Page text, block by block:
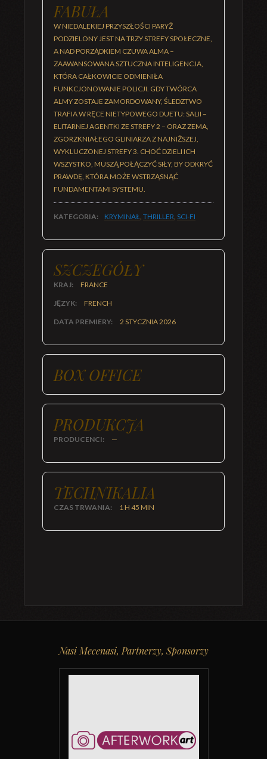
FABUŁA
W NIEDALEKIEJ PRZYSZŁOŚCI PARYŻ
PODZIELONY JEST NA TRZY STREFY SPOŁECZNE,
A NAD PORZĄDKIEM CZUWA ALMA –
ZAAWANSOWANA SZTUCZNA INTELIGENCJA,
KTÓRA CAŁKOWICIE ODMIENIŁA
FUNKCJONOWANIE POLICJI. GDY TWÓRCA
ALMY ZOSTAJE ZAMORDOWANY, ŚLEDZTWO
TRAFIA W RĘCE NIETYPOWEGO DUETU: SALII –
ELITARNEJ AGENTKI ZE STREFY 2 – ORAZ ZEMA,
ZGORZKNIAŁEGO GLINIARZA Z NAJNIŻSZEJ,
WYKLUCZONEJ STREFY 3. CHOĆ DZIELI ICH
WSZYSTKO, MUSZĄ POŁĄCZYĆ SIŁY, BY ODKRYĆ
PRAWDĘ, KTÓRA MOŻE WSTRZĄSNĄĆ
FUNDAMENTAMI SYSTEMU.
KATEGORIA: KRYMINAŁ, THRILLER, SCI-FI
SZCZEGÓŁY
KRAJ: FRANCE
JĘZYK: FRENCH
DATA PREMIERY: 2 STYCZNIA 2026
BOX OFFICE
PRODUKCJA
PRODUCENCI: —
TECHNIKALIA
CZAS TRWANIA: 1 H 45 MIN
Nasi Mecenasi, Partnerzy, Sponsorzy